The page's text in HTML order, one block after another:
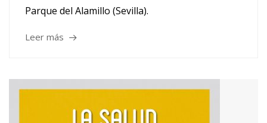
Parque del Alamillo (Sevilla).
Leer más